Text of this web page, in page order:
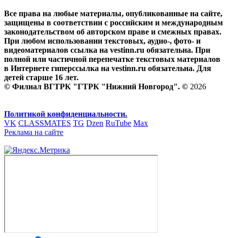
Все права на любые материалы, опубликованные на сайте,
защищены в соответствии с российским и международным
законодательством об авторском праве и смежных правах.
При любом использовании текстовых, аудио-, фото- и
видеоматериалов ссылка на vestinn.ru обязательна. При
полной или частичной перепечатке текстовых материалов
в Интернете гиперссылка на vestinn.ru обязательна. Для
детей старше 16 лет.
© Филиал ВГТРК "ГТРК "Нижний Новгород". © 2026
Политикой конфиденциальности.
VK CLASSMATES TG Dzen RuTube Max
Реклама на сайте